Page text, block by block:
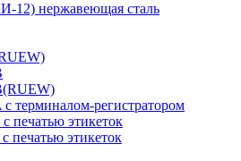
нержавеющая сталь
терминалом-регистратором
печатью этикеток
печатью этикеток